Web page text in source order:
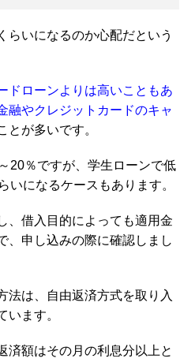
らいになるのか心配だという
ドローンよりは高いこともあ
融やクレジットカードのキャ
とが多いです。
20％ですが、学生ローンで低
いになるケースもあります。
、借入目的によっても適用金
、申し込みの際に確認しまし
法は、自由返済方式を取り入
います。
済額はその月の利息分以上と